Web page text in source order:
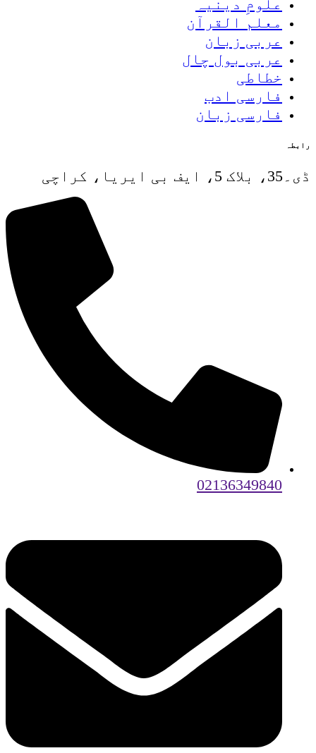
علومِ دینیہ
معلم القرآن
عربی زبان
عربی بول چال
خطاطی
فارسی ادب
فارسی زبان
رابطہ
ڈی۔35، بلاک 5، ایف بی ایریا، کراچی
02136349840